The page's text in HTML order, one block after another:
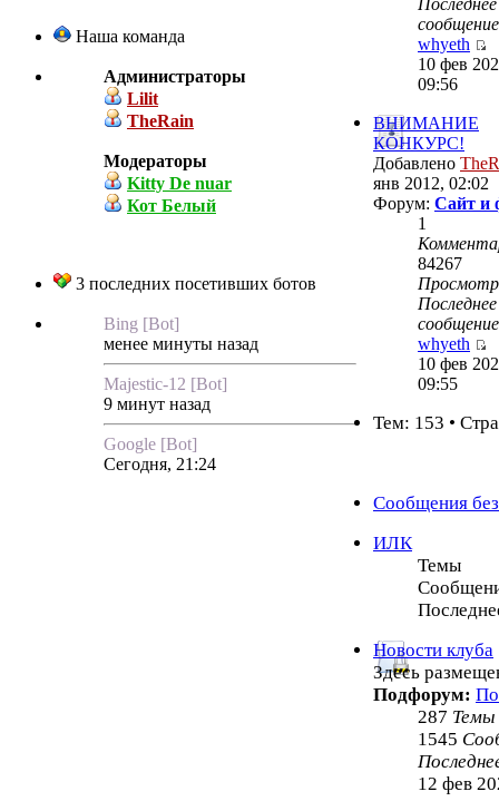
Наша команда
Администраторы
Lilit
TheRain
Модераторы
Kitty De nuar
Кот Белый
3 последних посетивших ботов
Bing [Bot]
менее минуты назад
Majestic-12 [Bot]
9 минут назад
Google [Bot]
Сегодня, 21:24
сообщение
whyeth
10 фев
09:56
ВНИМАНИЕ
КОНКУРС!
Добавлено
янв 2012, 02:02
Форум: Сайт и
1
84267
Последнее
сообщение
whyeth
10 фев
09:55
Тем: 153 •
Сообщения без
ИЛК
Темы
Новости клуба
Здесь
Подфорум:
287 Темы
1545
12 фев